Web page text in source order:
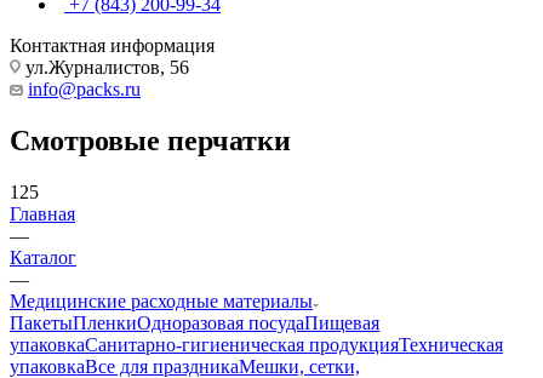
+7 (843) 200-99-34
Контактная информация
ул.Журналистов, 56
info@packs.ru
Смотровые перчатки
125
Главная
—
Каталог
—
Медицинские расходные материалы
ПакетыПленкиОдноразовая посудаПищевая
упаковкаСанитарно-гигиеническая продукцияТехническая
упаковкаВсе для праздникаМешки, сетки,